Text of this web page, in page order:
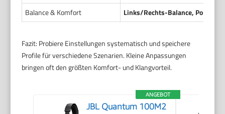
Balance & Komfort
Links/Rechts-Balance, Polster,
Fazit: Probiere Einstellungen systematisch und speichere
Profile für verschiedene Szenarien. Kleine Anpassungen
bringen oft den größten Komfort- und Klangvorteil.
ANGEBOT
JBL Quantum 100M2